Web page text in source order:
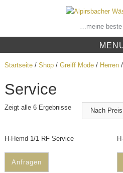
…meine beste
Startseite/ Shop/ Greiff Mode/ Herren/
Service
Zeigt alle 6 Ergebnisse
H-Hemd 1/1 RF Service
Anfragen